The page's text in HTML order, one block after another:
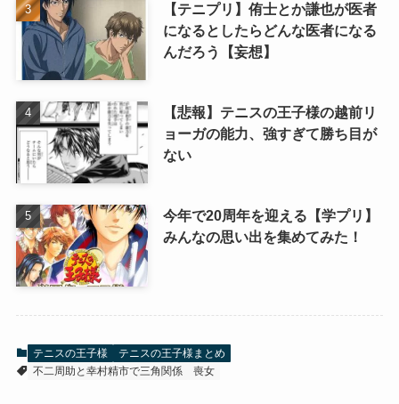
【テニプリ】侑士とか謙也が医者
になるとしたらどんな医者になる
んだろう【妄想】
【悲報】テニスの王子様の越前リ
ョーガの能力、強すぎて勝ち目が
ない
今年で20周年を迎える【学プリ】
みんなの思い出を集めてみた！
テニスの王子様
テニスの王子様まとめ
不二周助と幸村精市で三角関係
喪女